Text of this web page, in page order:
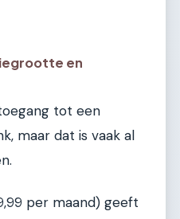
en
tot een
maar dat is vaak al
per maand) geeft